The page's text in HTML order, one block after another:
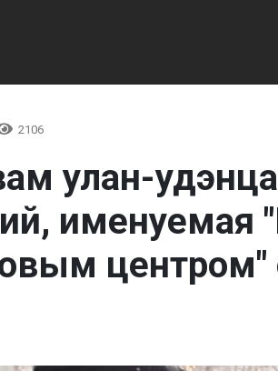
2106
улан-
именуемая